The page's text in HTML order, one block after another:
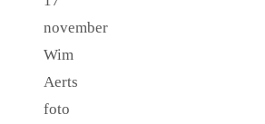
november
Wim
Aerts
foto